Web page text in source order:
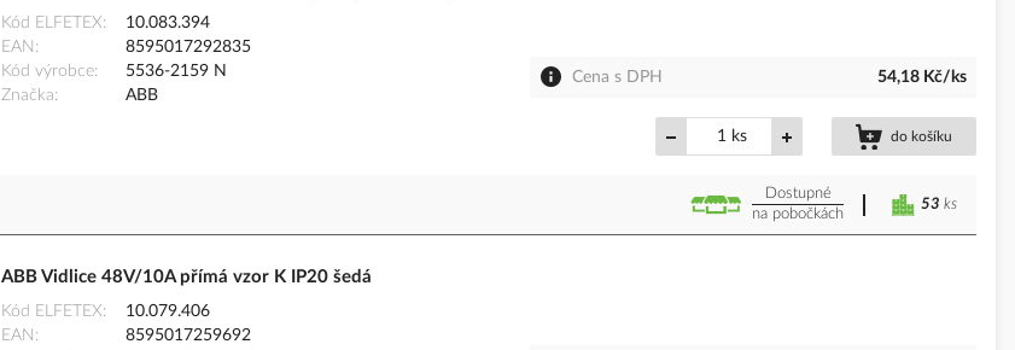
Kód ELFETEX
10.083.394
EAN
8595017292835
Kód výrobce
5536-2159 N
Značka
ABB
Cena s DPH 54,18 Kč/ks
ks do košíku
Dostupné
na pobočkách
53 ks
ABB Vidlice 48V/10A přímá vzor K IP20 šedá
Kód ELFETEX
10.079.406
EAN
8595017259692